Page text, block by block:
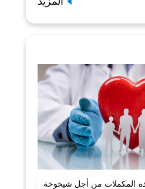
المكملات من أجل شيخوخة